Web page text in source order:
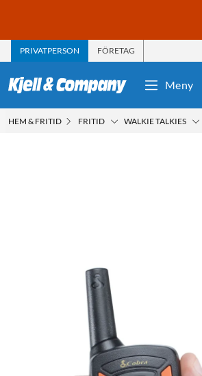
PRIVATPERSON FÖRETAG
Meny
HEM & FRITID FRITID WALKIE TALKIES